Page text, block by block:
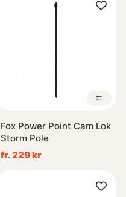
Fox Power Point Cam Lok
Storm Pole
fr. 229 kr